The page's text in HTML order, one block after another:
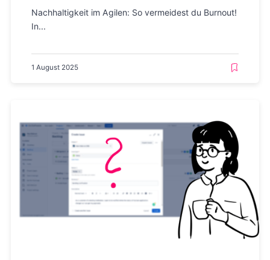
Nachhaltigkeit im Agilen: So vermeidest du Burnout!
In...
1 August 2025